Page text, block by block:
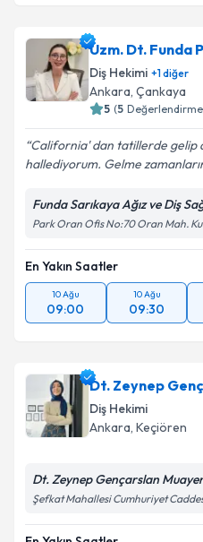
Dt. Mehmet Akif
oluşturun. Size bu
takvim hazırlandığında
E-posta Adresiniz
Kişisel verilerimin
Metni'ni okudum ve
Takvim
Uzm. Dt. Funda
Diş Hekimi +1diğer
Ankara, Çankaya
5 (5
California' dan tatillerde gelip
hallediyorum. Gelme
Funda Sarıkaya Ağız ve Diş
Park Oran Ofis No:70 Oran Mah.
En Yakın Saatler
10 Ağu
09:00
10 Ağu
09:30
Dt. Zeynep
Diş Hekimi
Ankara, Keçiören
Dt. Zeynep Gençarslan
Şefkat Mahallesi Cumhuriyet